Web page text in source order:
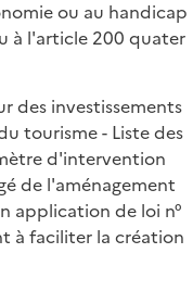
ou au handicap
à l'article 200 quater
des investissements
tourisme - Liste des
d'intervention
de l'aménagement
application de loi n°
à faciliter la création